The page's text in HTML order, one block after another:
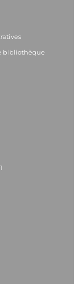
bibliothèque